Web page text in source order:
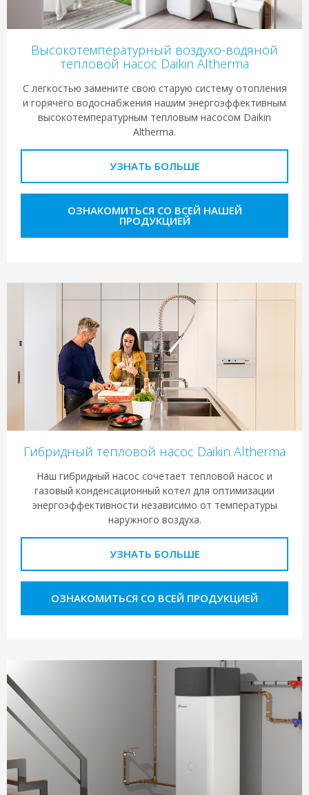
Высокотемпературный воздухо-водяной
тепловой насос Daikin Altherma
С легкостью замените свою старую систему отопления
и горячего водоснабжения нашим энергоэффективным
высокотемпературным тепловым насосом Daikin
Altherma.
УЗНАТЬ БОЛЬШЕ
ОЗНАКОМИТЬСЯ СО ВСЕЙ НАШЕЙ
ПРОДУКЦИЕЙ
Гибридный тепловой насос Daikin Altherma
Наш гибридный насос сочетает тепловой насос и
газовый конденсационный котел для оптимизации
энергоэффективности независимо от температуры
наружного воздуха.
УЗНАТЬ БОЛЬШЕ
ОЗНАКОМИТЬСЯ СО ВСЕЙ ПРОДУКЦИЕЙ